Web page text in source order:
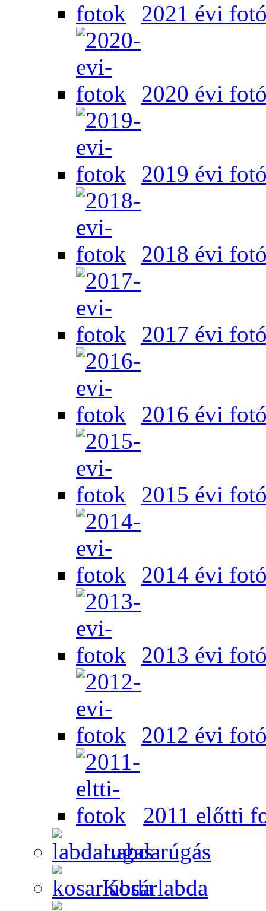
2021 évi
2020 évi
2019 évi
2018 évi
2017 évi
2016 évi
2015 évi
2014 évi
2013 évi
2012 évi
2011 előtti
Labdarúgás
Kosárlabda